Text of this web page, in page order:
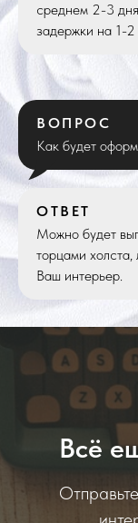
среднем 2-3
задержки на 1-2
ВОПРОС
Как будет
ОТВЕТ
Можно будет
торцами
Ваш интерьер.
Всё